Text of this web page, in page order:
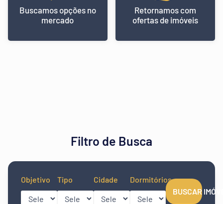
Buscamos opções no
mercado
Retornamos com
ofertas de imóveis
Filtro de Busca
Objetivo Tipo Cidade
Dormitórios
BUSCAR